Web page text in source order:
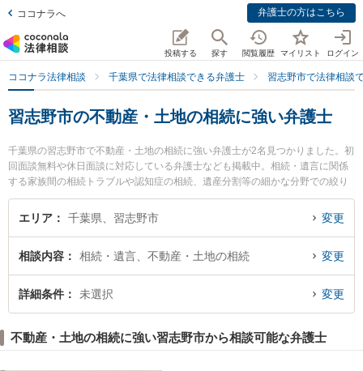
ココナラへ 弁護士の方はこちら
投稿する 探す 閲覧履歴 マイリスト ログイン
ココナラ法律相談 千葉県で法律相談できる弁護士 習志野市で法律相談
習志野市の不動産・土地の相続に強い弁護士
千葉県の習志野市で不動産・土地の相続に強い弁護士が2名見つかりました。初
回面談無料や休日面談に対応している弁護士なども掲載中。相続・遺言に関係
する家族間の相続トラブルや認知症の相続、遺産分割等の細かな分野での絞り
込み検索もでき便利です。特に弁護士法人M．L．T法律事務所の福世 健一郎弁
護士や弁護士法人M．L．T法律事務所の長谷部 秀幸弁護士のプロフィール情報
産・土地の相続のトラブル解決の実績豊富な近くの弁護士を検索したい』『初
回相談無料で不動産・土地の相続を法律相談できる習志野市内の弁護士に相談
予約したい』などでお困りの相談者さんにおすすめです。
エリア 千葉県、習志野市 変更
相談内容 相続・遺言、不動産・土地の相続 変更
詳細条件 未選択 変更
不動産・土地の相続に強い習志野市から相談可能な弁護士